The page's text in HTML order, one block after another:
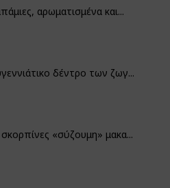
αρωματισμένα και...
δέντρο των ζωγ...
«σύζουμη» μακα...